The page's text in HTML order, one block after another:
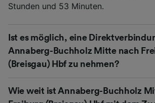
Stunden und 53 Minuten.
Ist es möglich, eine
Annaberg-Buchholz Mitte nach
(Breisgau) Hbf zu nehmen?
Wie weit ist Annaberg-Buchholz